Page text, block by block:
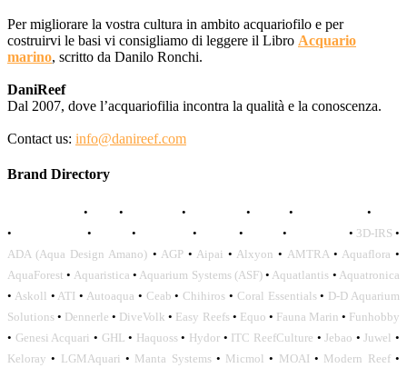
Per migliorare la vostra cultura in ambito acquariofilo e per
costruirvi le basi vi consigliamo di leggere il Libro Acquario
marino, scritto da Danilo Ronchi.
DaniReef
Dal 2007, dove l’acquariofilia incontra la qualità e la conoscenza.
Contact us: info@danireef.com
Brand Directory
• • • • • •
•
• • • • • • 3D-IRS •
ADA (Aqua Design Amano) • AGP• Aipai • Alxyon • AMTRA• Aquaflora •
AquaForest • Aquaristica • Aquarium Systems (ASF)• Aquatlantis • Aquatronica
• Askoll • ATI • Autoaqua • Ceab • Chihiros • Coral Essentials• D-D Aquarium
Solutions • Dennerle • DiveVolk • Easy Reefs• Equo • Fauna Marin • Funhobby
• Genesi Acquari • GHL • Haquoss• Hydor • ITC ReefCulture •Jebao •Juwel •
Keloray • LGMAquari • Manta Systems• Micmol • MOAI • Modern Reef•